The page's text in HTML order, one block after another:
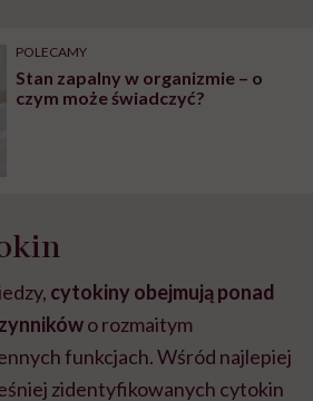
pracy
POLECAMY
Stan zapalny w organizmie – o
czym może świadczyć?
cytokiny obejmują ponad
o rozmaitym
funkcjach. Wśród najlepiej
zidentyfikowanych cytokin